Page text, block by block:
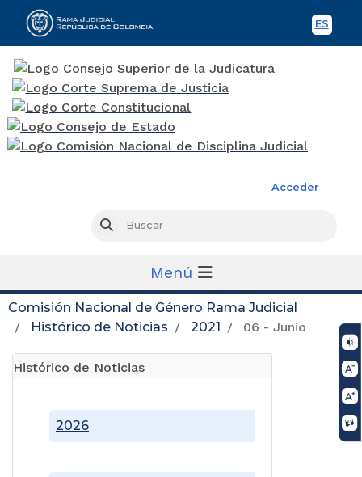
ES
Acceder
Buscar
Menú
Comisión Nacional de Género Rama Judicial
Histórico de Noticias
2021 06 - Junio
Histórico de Noticias
2026